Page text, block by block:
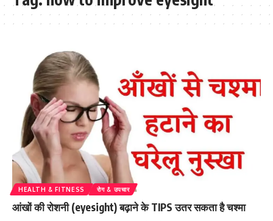
HEALTH & FITNESS रोग & उपचार
आंखों की रोशनी (eyesight) बढ़ाने के TIPS उतर सकता है चश्मा